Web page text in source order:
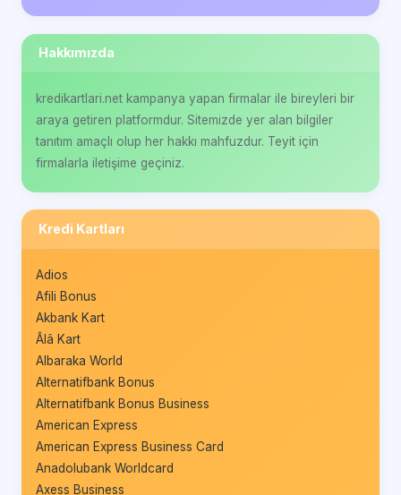
Hakkımızda
kredikartlari.net kampanya yapan firmalar ile bireyleri bir
araya getiren platformdur. Sitemizde yer alan bilgiler
tanıtım amaçlı olup her hakkı mahfuzdur. Teyit için
firmalarla iletişime geçiniz.
Kredi Kartları
Adios
Afili Bonus
Akbank Kart
Âlâ Kart
Albaraka World
Alternatifbank Bonus
Alternatifbank Bonus Business
American Express
American Express Business Card
Anadolubank Worldcard
Axess Business